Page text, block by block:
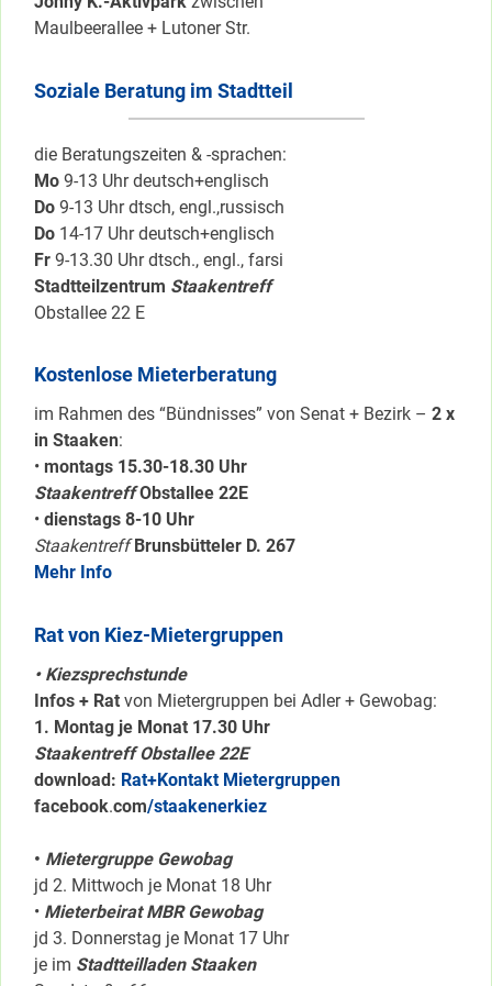
Maulbeerallee + Lutoner Str.
Soziale Beratung im Stadtteil
die Beratungszeiten & -sprachen:
Mo 9-13 Uhr deutsch+englisch
Do 9-13 Uhr dtsch, engl.,russisch
Do 14-17 Uhr deutsch+englisch
Fr 9-13.30 Uhr dtsch., engl., farsi
Stadtteilzentrum Staakentreff
Obstallee 22 E
Kostenlose Mieterberatung
im Rahmen des “Bündnisses” von Senat + Bezirk – 2 x
in Staaken:
• montags 15.30-18.30 Uhr
Staakentreff Obstallee 22E
• dienstags 8-10 Uhr
Staakentreff Brunsbütteler D. 267
Mehr Info
Rat von Kiez-Mietergruppen
• Kiezsprechstunde
Infos + Rat von Mietergruppen bei Adler + Gewobag:
1. Montag je Monat 17.30 Uhr
Staakentreff Obstallee 22E
download: Rat+Kontakt Mietergruppen
facebook.com/staakenerkiez
• Mietergruppe Gewobag
jd 2. Mittwoch je Monat 18 Uhr
• Mieterbeirat MBR Gewobag
jd 3. Donnerstag je Monat 17 Uhr
je im Stadtteilladen Staaken